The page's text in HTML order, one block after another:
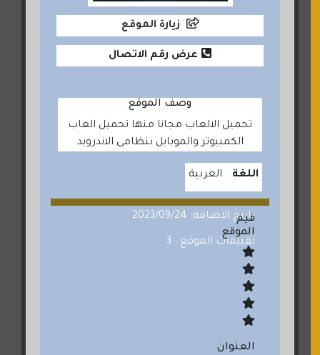
زيارة الموقع
عرض رقم الاتصال
وصف الموقع
تحميل الالعاب مجانا منها تحميل العاب
الكمبيوتر والموبايل بنظامى الاندرويد
اللغة العربية
تاريخ الاضافة: 2023/09/24
تقييمات الموقع : 3
قيم
الموقع
العنوان